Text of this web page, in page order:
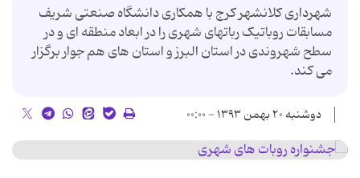
شهرداری کلانشهر کرج با همکاری دانشگاه صنعتی شریف
مسابقات روباتیک رباتهای شهری را در ابعاد منطقه ای و در
سطح شهروندی در استان البرز و استان های هم جوار برگزار
می کند.
دوشنبه ۲۰ بهمن ۱۳۹۳ - ۰۰:۰۰